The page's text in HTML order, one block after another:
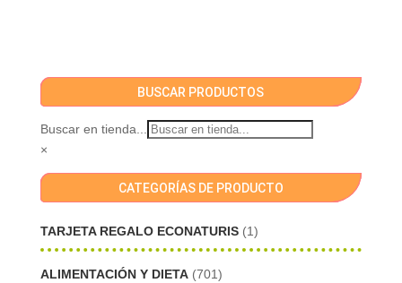
BUSCAR PRODUCTOS
Buscar en tienda...
×
CATEGORÍAS DE PRODUCTO
TARJETA REGALO ECONATURIS (1)
ALIMENTACIÓN Y DIETA (701)